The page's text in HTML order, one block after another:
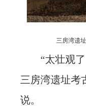
三房湾遗
“太壮观
三房湾遗址考
说。